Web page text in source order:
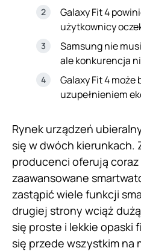
Galaxy Fit 4
użytkownicy
Samsung nie
ale konkurencja
Galaxy Fit 4 może
uzupełnieniem
Rynek urządzeń
się w dwóch kierunkach.
producenci oferują
zaawansowane
zastąpić wiele funkcji
drugiej strony wciąż
się proste i lekkie opaski
się przede wszystkim na